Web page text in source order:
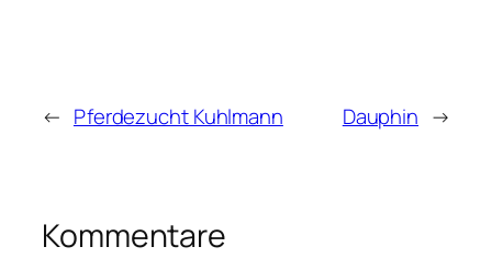
← Pferdezucht Kuhlmann Dauphin →
Kommentare